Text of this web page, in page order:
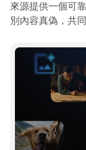
來源提供一個可
別內容真偽，共